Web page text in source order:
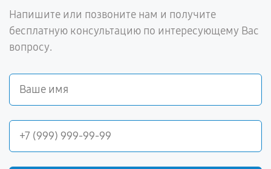
Напишите или позвоните нам и получите
бесплатную консультацию по интересующему Вас
вопросу.